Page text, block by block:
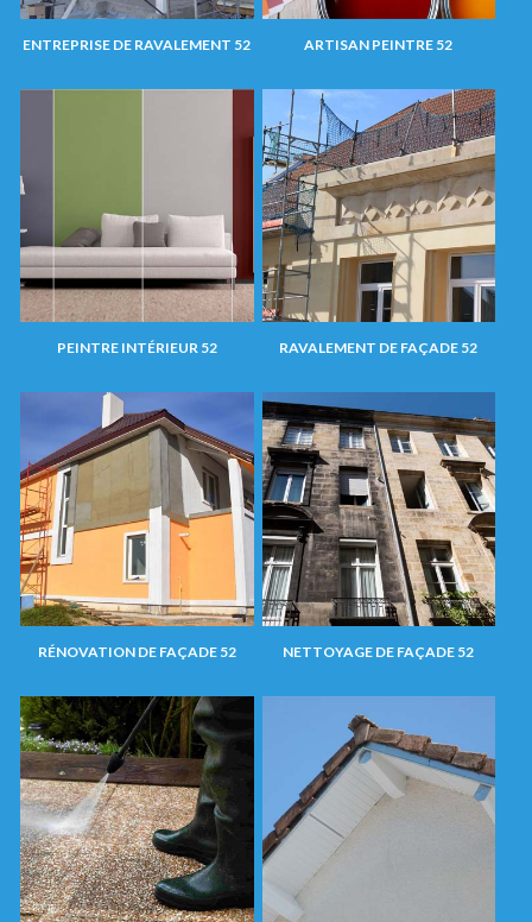
ENTREPRISE DE RAVALEMENT 52 ARTISAN PEINTRE 52
PEINTRE INTÉRIEUR 52 RAVALEMENT DE FAÇADE 52
RÉNOVATION DE FAÇADE 52 NETTOYAGE DE FAÇADE 52